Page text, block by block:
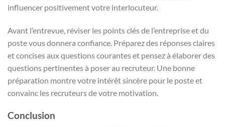
influencer positivement votre interlocuteur.
Avant l’entrevue, réviser les points clés de l’entreprise et du
poste vous donnera confiance. Préparez des réponses claires
et concises aux questions courantes et pensez à élaborer des
questions pertinentes à poser au recruteur. Une bonne
préparation montre votre intérêt sincère pour le poste et
convainc les recruteurs de votre motivation.
Conclusion